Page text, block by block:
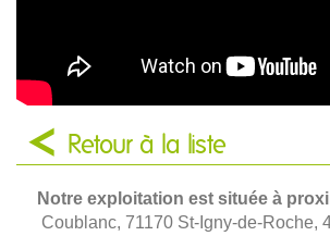
Retour à la liste
Notre exploitation est située à
Coublanc, 71170 St-Igny-de-Roche,